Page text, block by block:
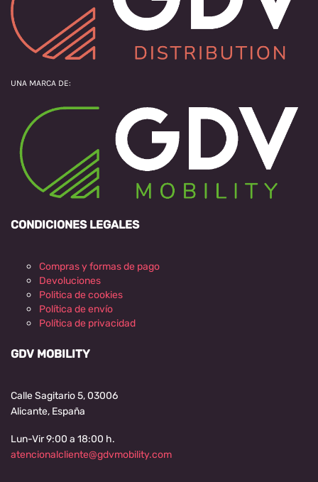
UNA MARCA DE:
CONDICIONES LEGALES
Compras y formas de pago
Devoluciones
Politica de cookies
Política de envío
Política de privacidad
GDV MOBILITY
Calle Sagitario 5, 03006
Alicante, España
Lun-Vir 9:00 a 18:00 h.
atencionalcliente@gdvmobility.com